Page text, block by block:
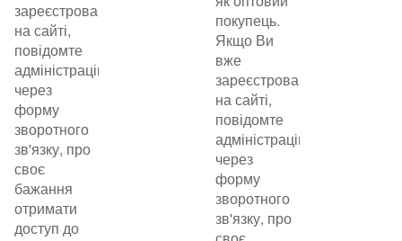
зареєстровані
на сайті,
повідомте
адміністрацію
через
форму
зворотного
зв'язку, про
своє
бажання
отримати
доступ до
покупець.
Якщо Ви
вже
зареєстровані
на сайті,
повідомте
адміністрацію
через
форму
зворотного
зв'язку, про